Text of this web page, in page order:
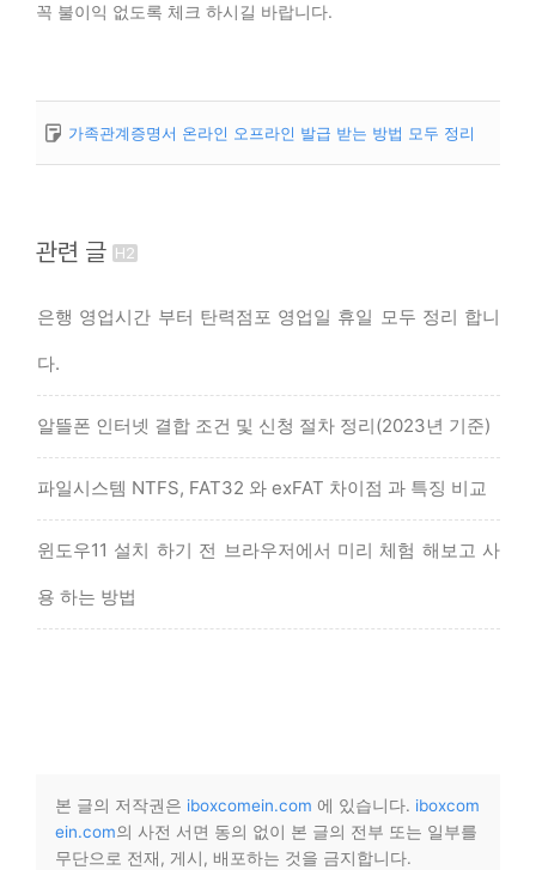
꼭 불이익 없도록 체크 하시길 바랍니다.
가족관계증명서 온라인 오프라인 발급 받는 방법 모두 정리
관련 글
은행 영업시간 부터 탄력점포 영업일 휴일 모두 정리 합니
다.
알뜰폰 인터넷 결합 조건 및 신청 절차 정리(2023년 기준)
파일시스템 NTFS, FAT32 와 exFAT 차이점 과 특징 비교
윈도우11 설치 하기 전 브라우저에서 미리 체험 해보고 사
용 하는 방법
본 글의 저작권은 iboxcomein.com 에 있습니다. iboxcom
ein.com의 사전 서면 동의 없이 본 글의 전부 또는 일부를
무단으로 전재, 게시, 배포하는 것을 금지합니다.